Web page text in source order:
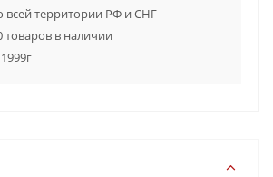
всей территории РФ и СНГ
товаров в наличии